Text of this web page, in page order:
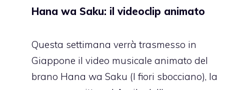
Hana wa Saku: il videoclip animato
Questa settimana verrà trasmesso in
Giappone il video musicale animato del
brano Hana wa Saku (I fiori sbocciano), la